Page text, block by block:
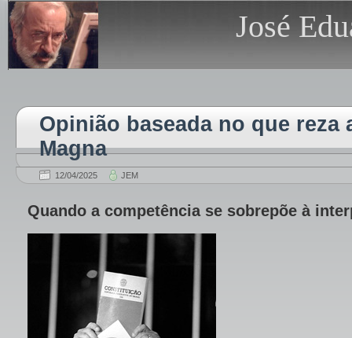
José
Opinião baseada no que reza
Magna
12/04/2025 JEM
Quando a competência se sobrepõe à